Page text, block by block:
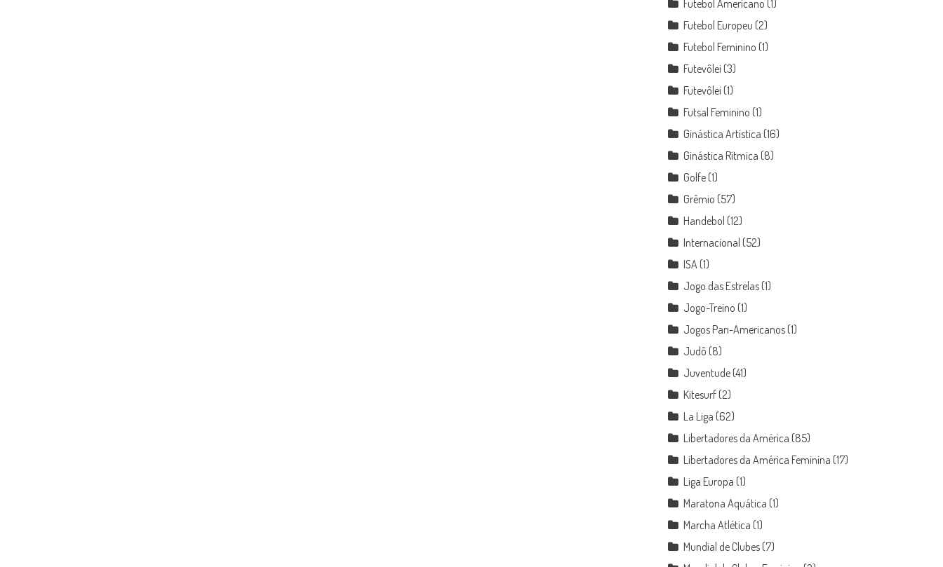
Futebol Americano (1)
Futebol Europeu (2)
Futebol Feminino (1)
Futevôlei (3)
Futevôlei (1)
Futsal Feminino (1)
Ginástica Artística (16)
Ginástica Rítmica (8)
Golfe (1)
Grêmio (57)
Handebol (12)
Internacional (52)
ISA (1)
Jogo das Estrelas (1)
Jogo-Treino (1)
Jogos Pan-Americanos (1)
Judô (8)
Juventude (41)
Kitesurf (2)
La Liga (62)
Libertadores da América (85)
Libertadores da América Feminina (17)
Liga Europa (1)
Maratona Aquática (1)
Marcha Atlética (1)
Mundial de Clubes (7)